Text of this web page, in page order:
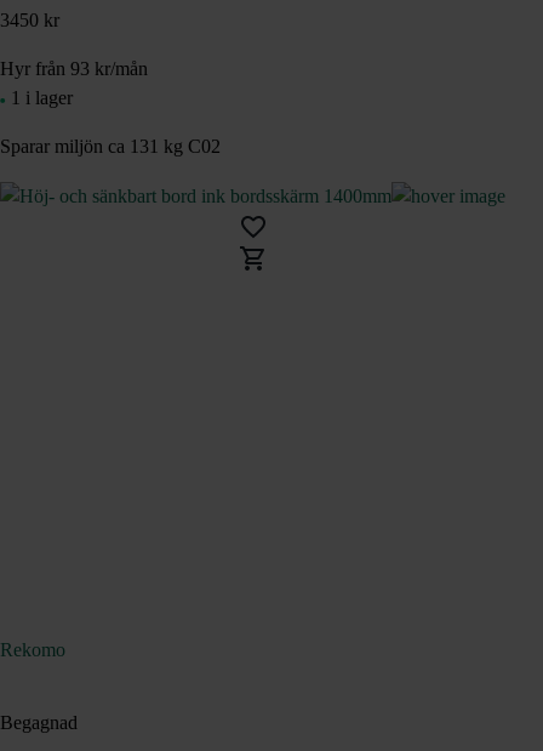
3450 kr
Hyr från 93 kr/mån
1 i lager
Sparar miljön ca 131 kg C02
Rekomo
Begagnad